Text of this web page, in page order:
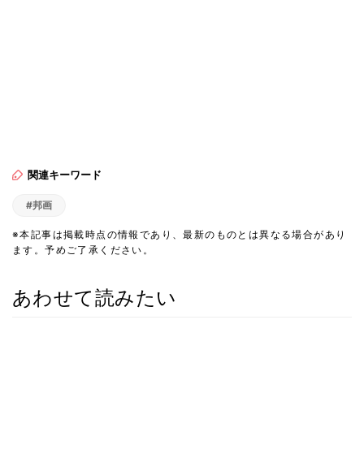
関連キーワード
#邦画
※本記事は掲載時点の情報であり、最新のものとは異なる場合があり
ます。予めご了承ください。
あわせて読みたい